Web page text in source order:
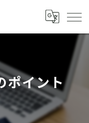
ポイント